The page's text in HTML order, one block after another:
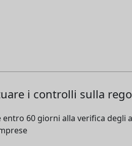
i controlli sulla
60 giorni alla verifica